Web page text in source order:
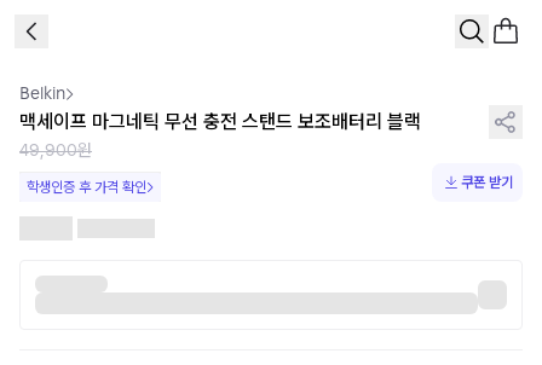
Belkin
맥세이프 마그네틱 무선 충전 스탠드 보조배터리 블랙
49,900원
학생인증 후 가격 확인 쿠폰 받기